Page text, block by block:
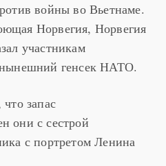
войны во Вьетнаме.
Норвегия, Норвегия
участникам
нынешний генсек НАТО.
запас
они с сестрой
с портретом Ленина